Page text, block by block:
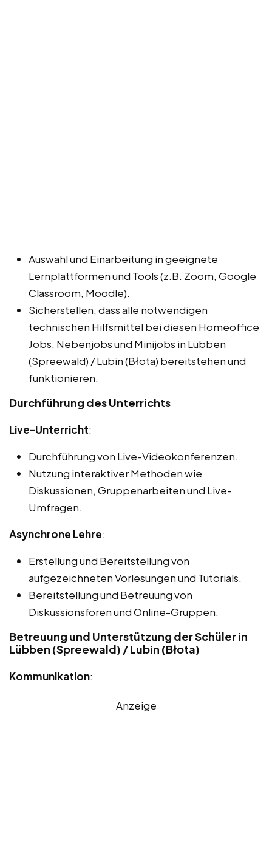
Auswahl und Einarbeitung in geeignete
Lernplattformen und Tools (z.B. Zoom, Google
Classroom, Moodle).
Sicherstellen, dass alle notwendigen
technischen Hilfsmittel bei diesen Homeoffice
Jobs, Nebenjobs und Minijobs in Lübben
(Spreewald) / Lubin (Błota) bereitstehen und
funktionieren.
Durchführung des Unterrichts
Live-Unterricht:
Durchführung von Live-Videokonferenzen.
Nutzung interaktiver Methoden wie
Diskussionen, Gruppenarbeiten und Live-
Umfragen.
Asynchrone Lehre:
Erstellung und Bereitstellung von
aufgezeichneten Vorlesungen und Tutorials.
Bereitstellung und Betreuung von
Diskussionsforen und Online-Gruppen.
Betreuung und Unterstützung der Schüler in
Lübben (Spreewald) / Lubin (Błota)
Kommunikation:
Anzeige